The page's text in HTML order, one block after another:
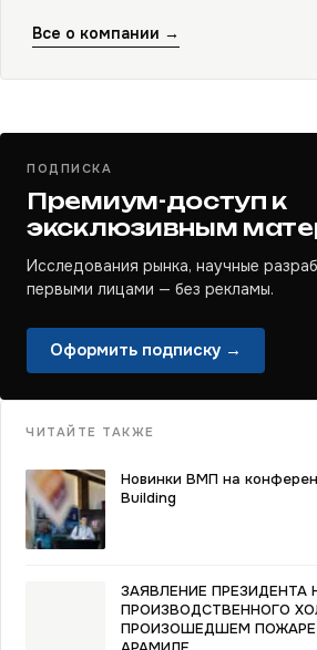
Все о компании →
ПОДПИСКА
Премиум-доступ к
эксклюзивным
Исследования рынка, научные
первыми лицами — без рекламы.
Оформить подписку →
ЧИТАЙТЕ ТАКЖЕ
Новинки ВМП на
Building
ЗАЯВЛЕНИЕ ПРЕЗИДЕНТА
ПРОИЗВОДСТВЕННОГО
ПРОИЗОШЕДШЕМ ПОЖАРЕ